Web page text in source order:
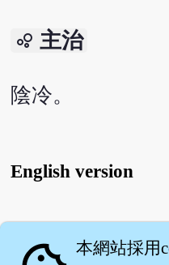
bubble_chart 主治
陰冷。
English version
本網站採用